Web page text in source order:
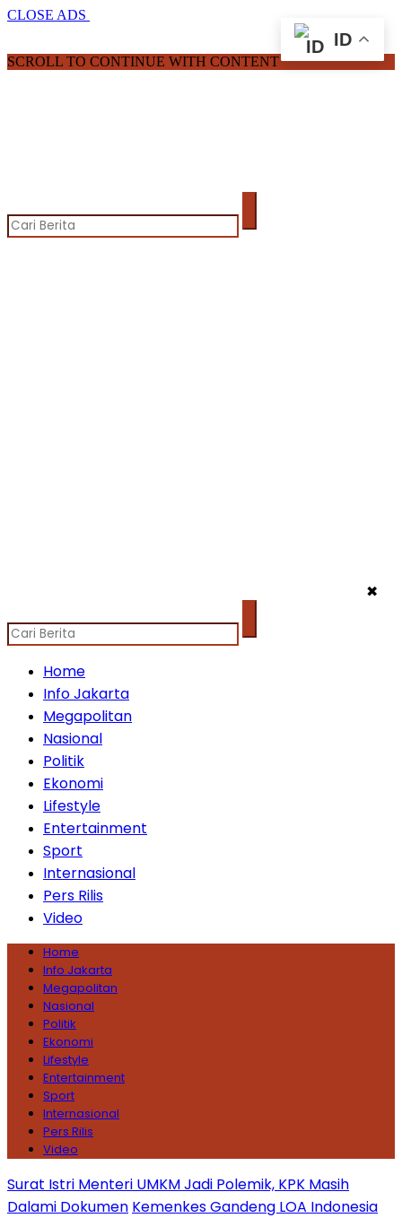
CLOSE ADS
SCROLL TO CONTINUE WITH CONTENT
✖
Home
Info Jakarta
Megapolitan
Nasional
Politik
Ekonomi
Lifestyle
Entertainment
Sport
Internasional
Pers Rilis
Video
Home
Info Jakarta
Megapolitan
Nasional
Politik
Ekonomi
Lifestyle
Entertainment
Sport
Internasional
Pers Rilis
Video
Surat Istri Menteri UMKM Jadi Polemik, KPK Masih
Dalami Dokumen Kemenkes Gandeng LOA Indonesia
ID